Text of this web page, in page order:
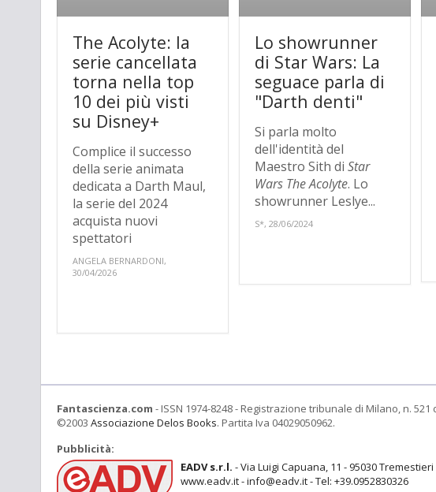
The Acolyte: la
serie cancellata
torna nella top
10 dei più visti
su Disney+
Complice il successo
della serie animata
dedicata a Darth Maul,
la serie del 2024
acquista nuovi
spettatori
ANGELA BERNARDONI,
30/04/2026
Lo showrunner
di Star Wars: La
seguace parla di
"Darth denti"
Si parla molto
dell'identità del
Maestro Sith diStar
Wars The Acolyte. Lo
showrunner Leslye...
S*, 28/06/2024
Fantascienza.com - ISSN 1974-8248 - Registrazione tribunale di Milano, n. 521
©2003 Associazione Delos Books. Partita Iva 04029050962.
Pubblicità:
EADV s.r.l. - Via Luigi Capuana, 11 - 95030 Tremestieri
www.eadv.it - info@eadv.it - Tel: +39.0952830326